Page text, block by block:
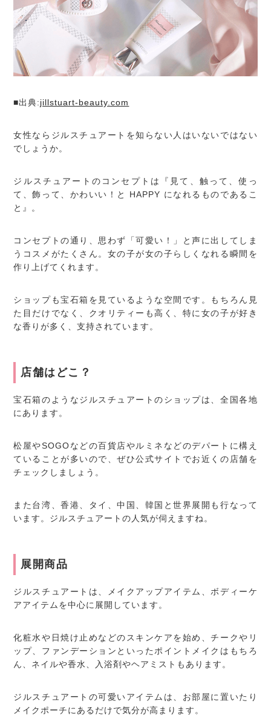
■出典:jillstuart-beauty.com
女性ならジルスチュアートを知らない人はいないではない
でしょうか。
ジルスチュアートのコンセプトは『見て、触って、使っ
て、飾って、かわいい！と HAPPY になれるものであるこ
と』。
コンセプトの通り、思わず「可愛い！」と声に出してしま
うコスメがたくさん。女の子が女の子らしくなれる瞬間を
作り上げてくれます。
ショップも宝石箱を見ているような空間です。もちろん見
た目だけでなく、クオリティーも高く、特に女の子が好き
な香りが多く、支持されています。
店舗はどこ？
宝石箱のようなジルスチュアートのショップは、全国各地
にあります。
松屋やSOGOなどの百貨店やルミネなどのデパートに構え
ていることが多いので、ぜひ公式サイトでお近くの店舗を
チェックしましょう。
また台湾、香港、タイ、中国、韓国と世界展開も行なって
います。ジルスチュアートの人気が伺えますね。
展開商品
ジルスチュアートは、メイクアップアイテム、ボディーケ
アアイテムを中心に展開しています。
化粧水や日焼け止めなどのスキンケアを始め、チークやリ
ップ、ファンデーションといったポイントメイクはもちろ
ん、ネイルや香水、入浴剤やヘアミストもあります。
ジルスチュアートの可愛いアイテムは、お部屋に置いたり
メイクポーチにあるだけで気分が高まります。